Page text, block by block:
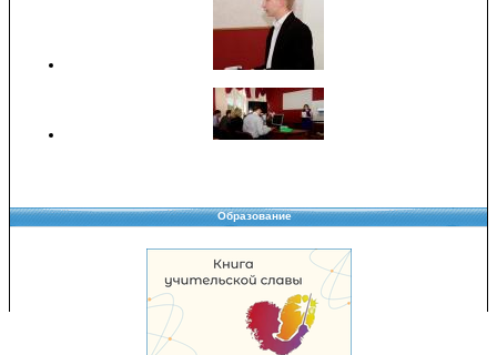
Образование
Copyright © 2008-2026 Управление образования
Перепечатка и использование материалов возможны только с разрешения
Управления образования.
103,945,279 уникальных посетителей